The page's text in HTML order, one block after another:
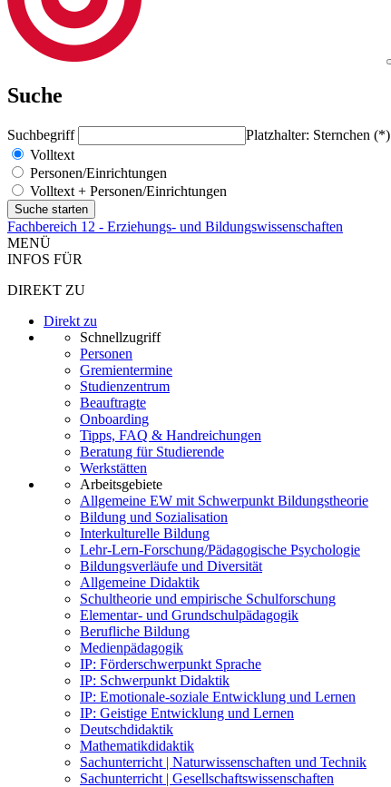
Suche
Suchbegriff
Platzhalter: Sternchen (*)
Volltext
Personen/Einrichtungen
Volltext + Personen/Einrichtungen
Fachbereich 12 - Erziehungs- und Bildungswissenschaften
MENÜ
INFOS FÜR
DIREKT ZU
Direkt zu
Schnellzugriff
Personen
Gremientermine
Studienzentrum
Beauftragte
Onboarding
Tipps, FAQ & Handreichungen
Beratung für Studierende
Werkstätten
Arbeitsgebiete
Allgemeine EW mit Schwerpunkt Bildungstheorie
Bildung und Sozialisation
Interkulturelle Bildung
Lehr-Lern-Forschung/Pädagogische Psychologie
Bildungsverläufe und Diversität
Allgemeine Didaktik
Schultheorie und empirische Schulforschung
Elementar- und Grundschulpädagogik
Berufliche Bildung
Medienpädagogik
IP: Förderschwerpunkt Sprache
IP: Schwerpunkt Didaktik
IP: Emotionale-soziale Entwicklung und Lernen
IP: Geistige Entwicklung und Lernen
Deutschdidaktik
Mathematikdidaktik
Sachunterricht | Naturwissenschaften und Technik
Sachunterricht | Gesellschaftswissenschaften